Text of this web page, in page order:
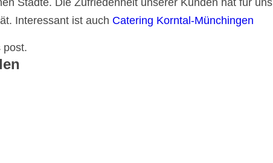
Städte. Die Zufriedenheit unserer Kunden hat für uns
Interessant ist auch Catering Korntal-Münchingen
post.